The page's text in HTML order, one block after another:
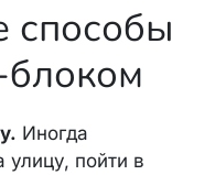
способы
Иногда
улицу, пойти в